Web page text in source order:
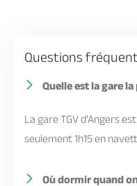
Questions
Quelle est la gare
La gare TGV d'Angers
seulement 1h15 en
Où dormir quand